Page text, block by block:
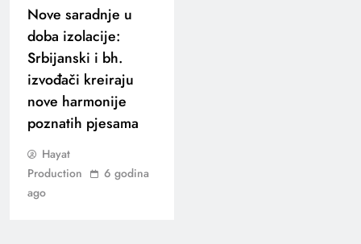
Nove saradnje u
doba izolacije:
Srbijanski i bh.
izvođači kreiraju
nove harmonije
poznatih pjesama
Hayat
Production
6 godina
ago